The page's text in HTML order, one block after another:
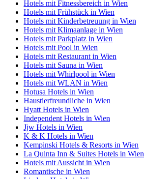
Hotels mit Fitnessbereich in Wien
Hotels mit Frühstück in Wien
Hotels mit Kinderbetreuung in Wien
Hotels mit Klimaanlage in Wien
Hotels mit Parkplatz in Wien
Hotels mit Pool in Wien
Hotels mit Restaurant in Wien
Hotels mit Sauna in Wien
Hotels mit Whirlpool in Wien
Hotels mit WLAN in Wien
Hotusa Hotels in Wien
Haustierfreundliche in Wien
Hyatt Hotels in Wien
Independent Hotels in Wien
Jjw Hotels in Wien
K & K Hotels in Wien
Kempinski Hotels & Resorts in Wien
La Quinta Inn & Suites Hotels in Wien
Hotels mit Aussicht in Wien
Romantische in Wien